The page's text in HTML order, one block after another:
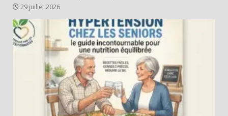
29 juillet 2026